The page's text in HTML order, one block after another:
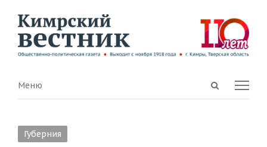
Open
Menu
Меню
Губерния